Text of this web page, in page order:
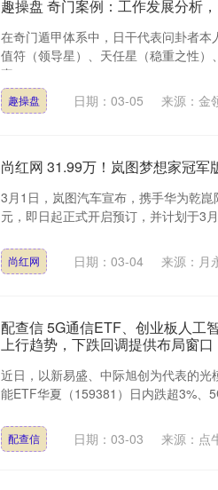
趣操盘 奇门案例：工作发展分析
在奇门遁甲体系中，日干代表问卦者
值符（领导星）、天任星（稳重之性）
责....
趣操盘 日期：03-05 来源：金
尚红网 31.99万！岚图梦想家冠军
3月1日，岚图汽车宣布，携手华为乾
元，即日起正式开启预订，并计划于3
尚红网 日期：03-04 来源：月
配查信 5G通信ETF、创业板人工
上行趋势，下跌回调提供布局窗口
近日，以新易盛、中际旭创为代表的
能ETF华夏（159381）日内跌超3%、
配查信 日期：03-03 来源：点